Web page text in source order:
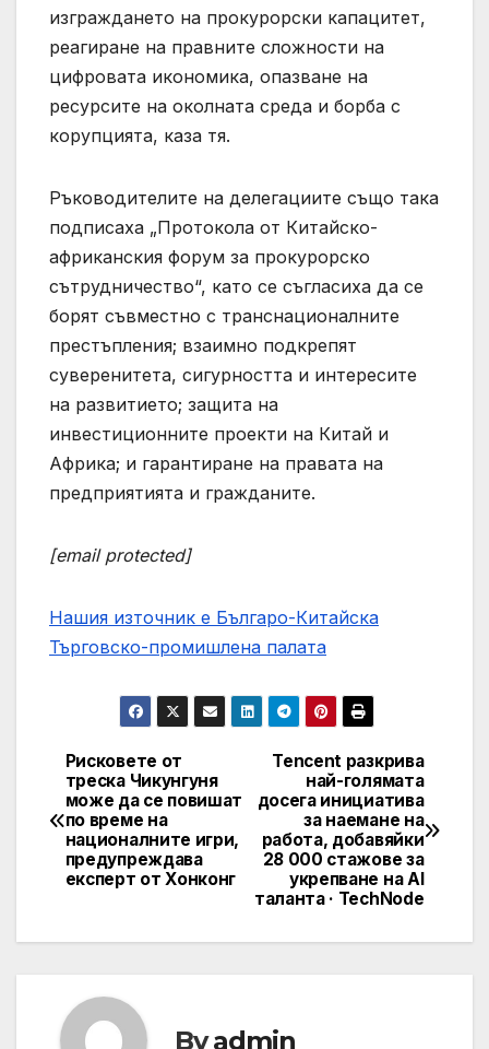
изграждането на прокурорски капацитет,
реагиране на правните сложности на
цифровата икономика, опазване на
ресурсите на околната среда и борба с
корупцията, каза тя.
Ръководителите на делегациите също така
подписаха „Протокола от Китайско-
африканския форум за прокурорско
сътрудничество“, като се съгласиха да се
борят съвместно с транснационалните
престъпления; взаимно подкрепят
суверенитета, сигурността и интересите
на развитието; защита на
инвестиционните проекти на Китай и
Африка; и гарантиране на правата на
предприятията и гражданите.
[email protected]
Нашия източник е Българо-Китайска
Търговско-промишлена палaта
Post
navigation
Tencent разкрива
най-голямата
досега инициатива
за наемане на
работа, добавяйки
28 000 стажове за
укрепване на AI
таланта · TechNode
Рисковете от
треска Чикунгуня
може да се повишат
по време на
националните игри,
предупреждава
експерт от Хонконг
Byadmin